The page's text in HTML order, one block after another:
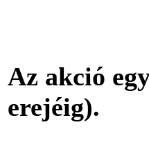
Az akció
erejéig).